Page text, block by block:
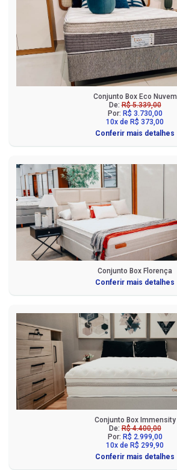
Conjunto Box Eco Nuvem
De:R$ 5.339,00
Por: R$ 3.730,00
10x de R$ 373,00
Conferir mais detalhes
Conjunto Box Florença
Conferir mais detalhes
Conjunto Box Immensity
De:R$ 4.400,00
Por: R$ 2.999,00
10x de R$ 299,90
Conferir mais detalhes